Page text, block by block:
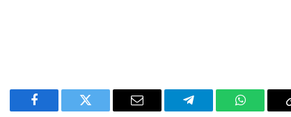
Facebook Twitter Email Telegram